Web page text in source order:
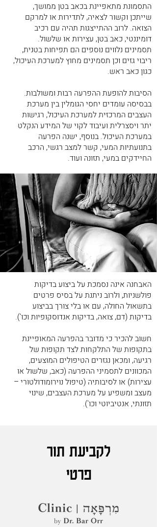
התסמונת מתאפיינת בכאב בטן ממושך,
שייתכן וקשור לצאיה, לתדירות או למרקם
הצואה. לרוב ההתייצגות תהיה עם רכיב
דומיננטי, כאב בטן, עצירות או שלשול.
תסמינים נלווים נוספים הם תפיחות בטנית,
ריבוי גזים וכן תסמינים מחוץ למערכת העיכול,
כגון כאב ראש.
הסיבות להופעת ההפרעה רבות ומשולבות.
בבסיסה עומדים יחסי הגומלין בין מערכת
העצבים המרכזית למערכת העיכול, רגישות
יתר ויסצרלית ועיבוד לקוי של המידע הנקלט
במערכת העיכול. בנוסף, ישנה הפרעה
בתנועתיות המעי, קשר למצב רגשי, הרכב
החיידקים במעי, תזונה ועוד.
האבחנה אינה נסמכת על ביצוע בדיקות
פולשניות, ולרוב ניתנת על בסיס פרטים
בתשאול החולה, עם או בלי צורך בביצוע
בדיקות (דם, צואה, בדיקות אנדוסקופיות וכו').
חשוב להכיר כי מדובר בהפרעה המאופיינת
בתקופות של התלקחות לצד תקופות של
רגיעה, ומכאן נגזרים הטיפולים המוצעים,
המכוונים לתסמיני ההפרעה (כאב, שלשול או
עצירות) או לסיבותיה (טיפול נוירומודולטורי –
מעצב ומשפיע על מערכת העצבים, שינוי
תזונתי, אנטיביוטי וכו').
לקביעת תור
פרטי